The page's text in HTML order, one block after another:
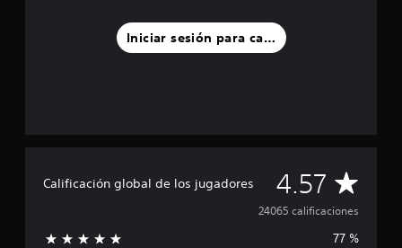
Iniciar sesión para calificar
Calificación global de los jugadores 4.57 C
a
24065 calificaciones
77 %